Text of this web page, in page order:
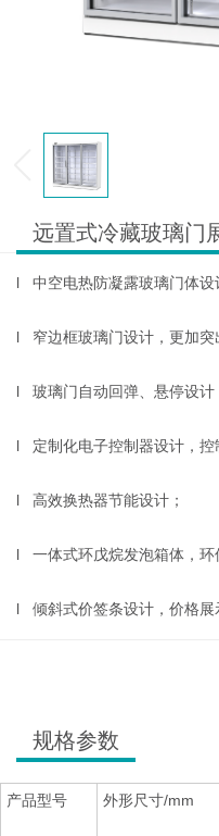
远置式冷藏玻璃门
l 中空电热防凝露玻璃门体设
l 窄边框玻璃门设计，更加突
l 玻璃门自动回弹、悬停设计
l 定制化电子控制器设计，控
l 高效换热器节能设计；
l 一体式环戊烷发泡箱体，环
l 倾斜式价签条设计，价格展
规格参数
产品型号 外形尺寸/mm